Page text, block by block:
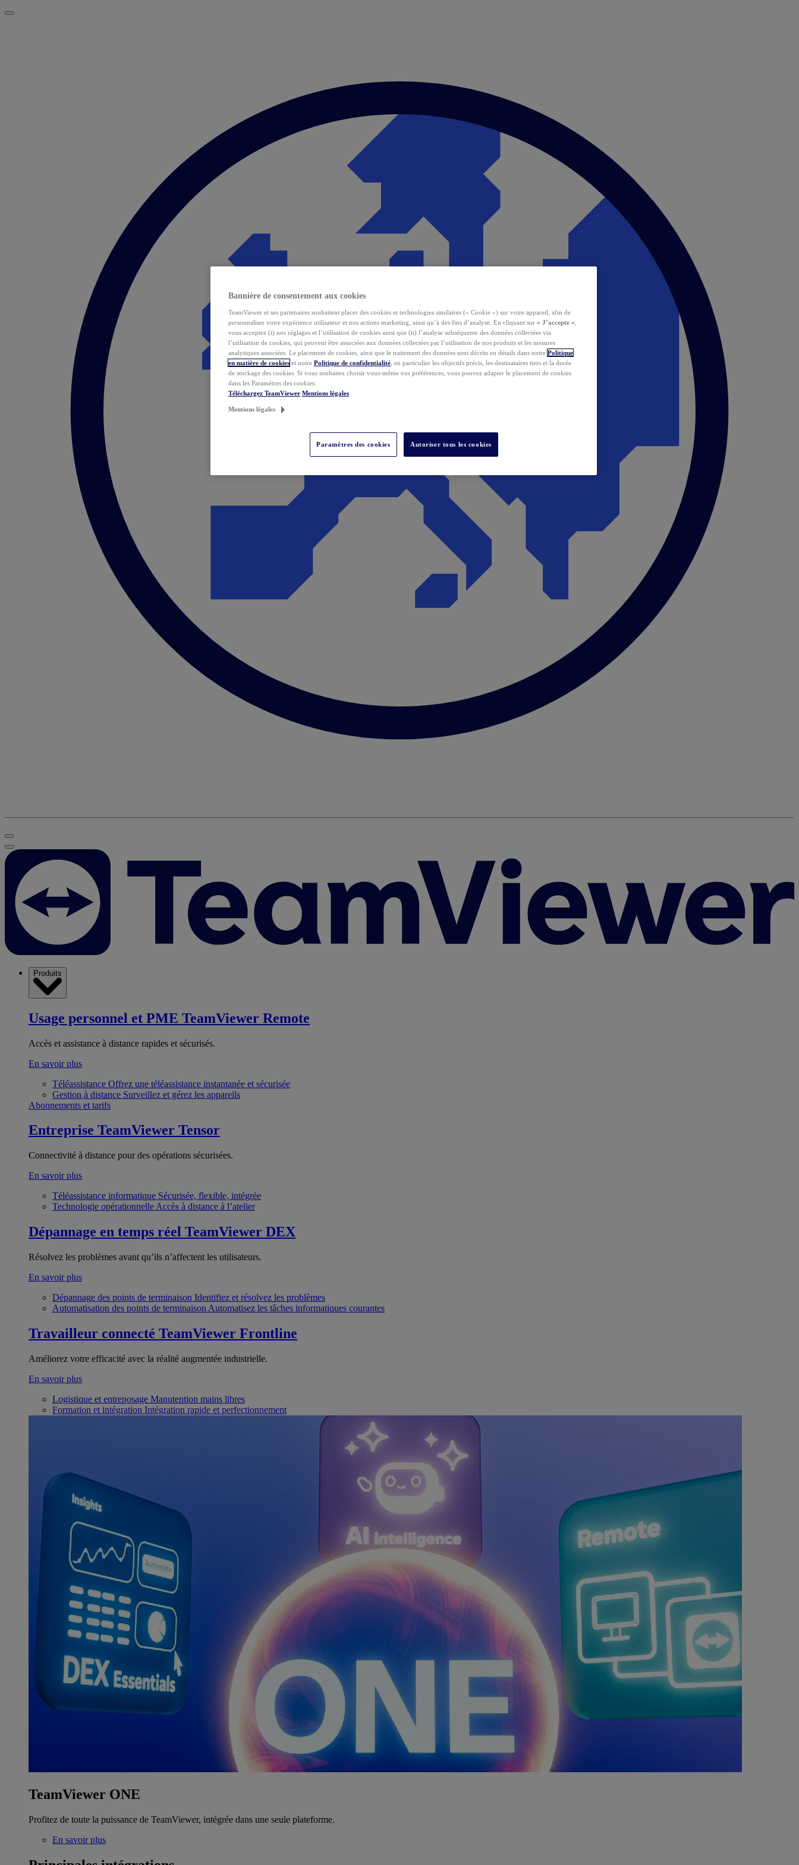
Produits
Usage personnel et PME TeamViewer Remote
Accès et assistance à distance rapides et sécurisés.
En savoir plus
Téléassistance Offrez une téléassistance instantanée et sécurisée
Gestion à distance Surveillez et gérez les appareils
Abonnements et tarifs
Entreprise TeamViewer Tensor
Connectivité à distance pour des opérations sécurisées.
En savoir plus
Téléassistance informatique Sécurisée, flexible, intégrée
Technologie opérationnelle Accès à distance à l’atelier
Dépannage en temps réel TeamViewer DEX
Résolvez les problèmes avant qu’ils n’affectent les utilisateurs.
En savoir plus
Dépannage des points de terminaison Identifiez et résolvez les problèmes
Automatisation des points de terminaison Automatisez les tâches informatiques courantes
Travailleur connecté TeamViewer Frontline
Améliorez votre efficacité avec la réalité augmentée industrielle.
En savoir plus
Logistique et entreposage Manutention mains libres
Formation et intégration Intégration rapide et perfectionnement
TeamViewer ONE
Profitez de toute la puissance de TeamViewer, intégrée dans une seule plateforme.
En savoir plus
Bannière de consentement aux cookies
TeamViewer et ses partenaires souhaitent placer des cookies et technologies similaires (« Cookie ») sur votre appareil, afin de
personnaliser votre expérience utilisateur et nos actions marketing, ainsi qu’à des fins d’analyse. En cliquant sur « J’accepte »
vous acceptez (i) nos réglages et l’utilisation de cookies ainsi que (ii) l’analyse subséquente des données collectées via
l’utilisation de cookies, qui peuvent être associées aux données collectées par l’utilisation de nos produits et les mesures
analytiques associées. Le placement de cookies, ainsi que le traitement des données sont décrits en détails dans notre Politique
en matière de cookies et notre Politique de confidentialité , en particulier les objectifs précis, les destinataires tiers et la durée
de stockage des cookies. Si vous souhaitez choisir vous-même vos préférences, vous pouvez adapter le placement de cookies
dans les Paramètres des cookies.
Téléchargez TeamViewer Mentions légales
Mentions légales
Paramètres des cookies Autoriser tous les cookies